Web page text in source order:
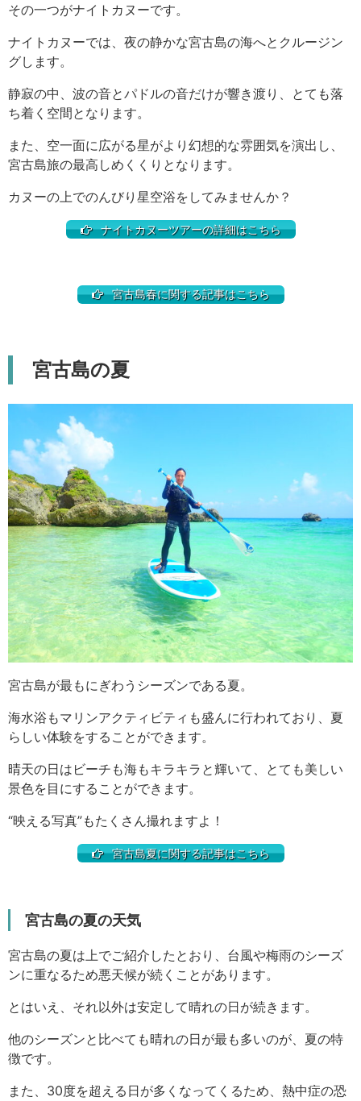
その一つがナイトカヌーです。
ナイトカヌーでは、夜の静かな宮古島の海へとクルージン
グします。
静寂の中、波の音とパドルの音だけが響き渡り、とても落
ち着く空間となります。
また、空一面に広がる星がより幻想的な雰囲気を演出し、
宮古島旅の最高しめくくりとなります。
カヌーの上でのんびり星空浴をしてみませんか？
ナイトカヌーツアーの詳細はこちら
宮古島春に関する記事はこちら
宮古島の夏
宮古島が最もにぎわうシーズンである夏。
海水浴もマリンアクティビティも盛んに行われており、夏
らしい体験をすることができます。
晴天の日はビーチも海もキラキラと輝いて、とても美しい
景色を目にすることができます。
“映える写真”もたくさん撮れますよ！
宮古島夏に関する記事はこちら
宮古島の夏の天気
宮古島の夏は上でご紹介したとおり、台風や梅雨のシーズ
ンに重なるため悪天候が続くことがあります。
とはいえ、それ以外は安定して晴れの日が続きます。
他のシーズンと比べても晴れの日が最も多いのが、夏の特
徴です。
また、30度を超える日が多くなってくるため、熱中症の恐